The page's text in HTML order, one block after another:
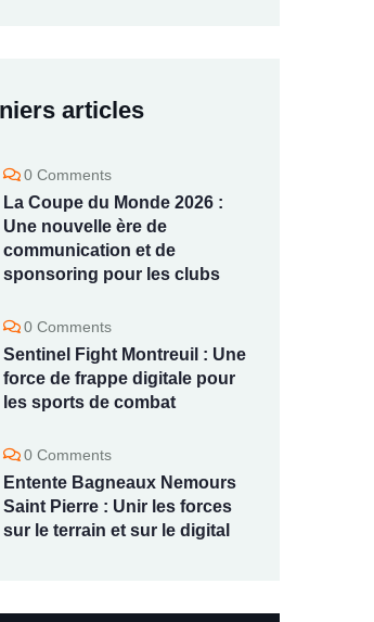
articles
0 Comments
La Coupe du Monde 2026 :
Une nouvelle ère de
communication et de
sponsoring pour les clubs
0 Comments
Sentinel Fight Montreuil : Une
force de frappe digitale pour
les sports de combat
0 Comments
Entente Bagneaux Nemours
Saint Pierre : Unir les forces
sur le terrain et sur le digital